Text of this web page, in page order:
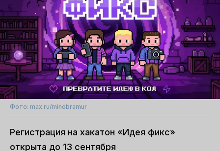
Фото: max.ru/minobramur
Регистрация на хакатон «Идея фикс»
открыта до 13 сентября